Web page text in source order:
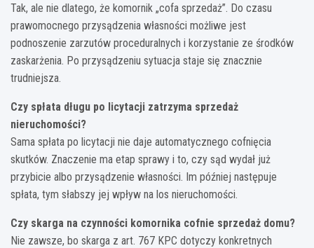
Tak, ale nie dlatego, że komornik „cofa sprzedaż”. Do czasu
prawomocnego przysądzenia własności możliwe jest
podnoszenie zarzutów proceduralnych i korzystanie ze środków
zaskarżenia. Po przysądzeniu sytuacja staje się znacznie
trudniejsza.
Czy spłata długu po licytacji zatrzyma sprzedaż
nieruchomości?
Sama spłata po licytacji nie daje automatycznego cofnięcia
skutków. Znaczenie ma etap sprawy i to, czy sąd wydał już
przybicie albo przysądzenie własności. Im później następuje
spłata, tym słabszy jej wpływ na los nieruchomości.
Czy skarga na czynności komornika cofnie sprzedaż domu?
Nie zawsze, bo skarga z art. 767 KPC dotyczy konkretnych